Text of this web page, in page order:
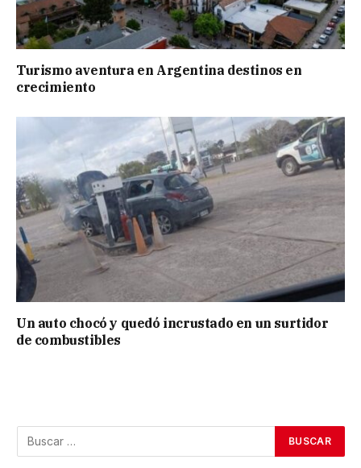
Turismo aventura en Argentina destinos en
crecimiento
Un auto chocó y quedó incrustado en un surtidor
de combustibles